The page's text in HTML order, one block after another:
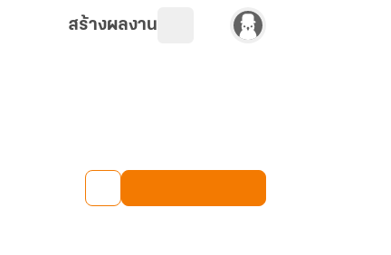
สร้างผลงาน